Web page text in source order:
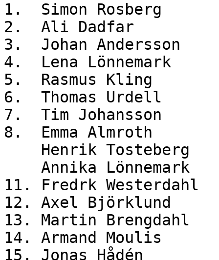
1. Simon
2. Ali Dadfar
3. Johan
4. Lena
5. Rasmus
6. Thomas
7. Tim
8. Emma
Henrik
Annika
11. Fredrk
12. Axel
13. Martin
14. Armand
15. Jonas